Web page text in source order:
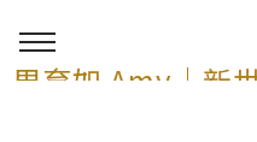
周育如 Amy｜新